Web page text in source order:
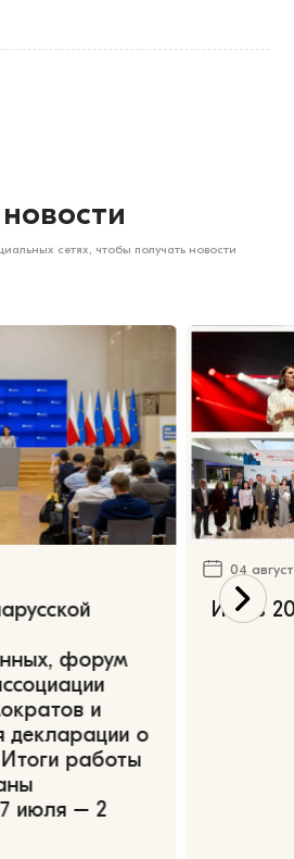
сетях, чтобы получать новости
форум
и
декларации о
Итоги работы
июля – 2
04
Июль